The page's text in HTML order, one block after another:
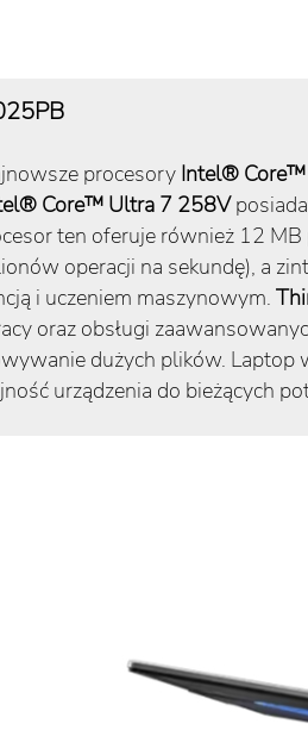
procesory Intel®
Core™ Ultra 7 258V
ten oferuje również 12
operacji na sekundę), a
i uczeniem maszynowym.
oraz obsługi
dużych plików.
urządzenia do bieżących